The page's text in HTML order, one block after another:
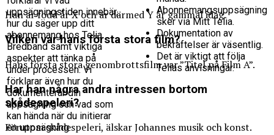
Han är född år X och är därmed Y år gammal idag.
Vilken var hans första stora film?
Hans första stora genombrottsfilm var ”Titel på Film A”.
Har han några andra intressen bortom
skådespeleri?
Förutom skådespeleri, älskar Johannes musik och konst.
uppsägningstiden innebär,
hur du säger upp ditt
abonnemang hos Telia
Bredband samt viktiga
aspekter att tänka på
under processen. Vi
förklarar även hur du
dokumenterar din
uppsägning och vad som
kan hända när du initierar
en uppsägning.
Abonnemangsuppsägning
sker via Mitt Telia.
Dokumentation av
bekräftelser är väsentlig.
Det är viktigt att följa
Telias anvisningar.